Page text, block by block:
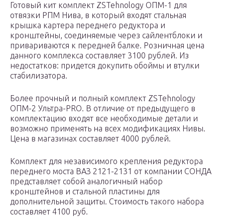
Готовый кит комплект ZSTehnology ОПМ-1 для
отвязки РПМ Нива, в который входят стальная
крышка картера переднего редуктора и
кронштейны, соединяемые через сайлентблоки и
привариваются к передней балке. Розничная цена
данного комплекса составляет 3100 рублей. Из
недостатков: придется докупить обоймы и втулки
стабилизатора.
Более прочный и полный комплект ZSTehnology
ОПМ-2 Ультра-PRO. В отличие от предыдущего в
комплектацию входят все необходимые детали и
возможно применять на всех модификациях Нивы.
Цена в магазинах составляет 4000 рублей.
Комплект для независимого крепления редуктора
переднего моста ВАЗ 2121-2131 от компании СОНДА
представляет собой аналогичный набор
кронштейнов и стальной пластины для
дополнительной защиты. Стоимость такого набора
составляет 4100 руб.